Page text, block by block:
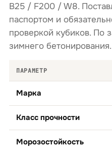
B25 / F200 / W8.
паспортом и
проверкой кубиков. По
зимнего бетонирования.
ПАРАМЕТР
Марка
Класс прочности
Морозостойкость